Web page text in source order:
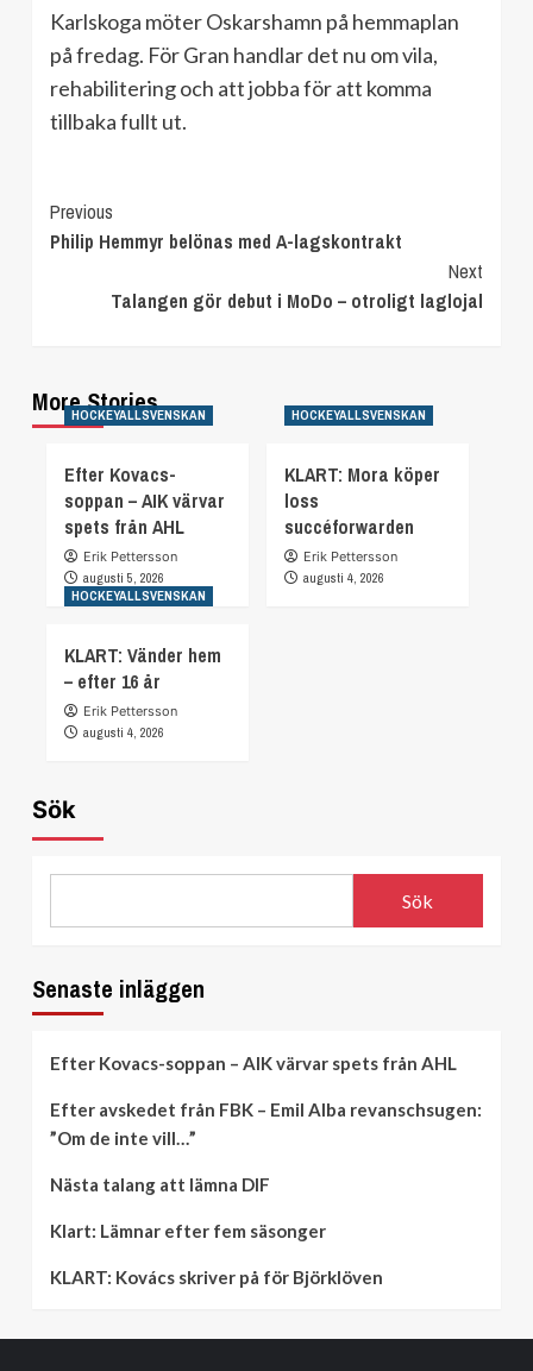
Karlskoga möter Oskarshamn på hemmaplan
på fredag. För Gran handlar det nu om vila,
rehabilitering och att jobba för att komma
tillbaka fullt ut.
Continue
Reading
Previous
Philip Hemmyr belönas med A-lagskontrakt
Next
Talangen gör debut i MoDo – otroligt laglojal
More Stories
HOCKEYALLSVENSKAN
Efter Kovacs-
soppan – AIK värvar
spets från AHL
Erik Pettersson
augusti 5, 2026
HOCKEYALLSVENSKAN
KLART: Mora köper
loss
succéforwarden
Erik Pettersson
augusti 4, 2026
HOCKEYALLSVENSKAN
KLART: Vänder hem
– efter 16 år
Erik Pettersson
augusti 4, 2026
Sök
Sök
Senaste inläggen
Efter Kovacs-soppan – AIK värvar spets från AHL
Efter avskedet från FBK – Emil Alba revanschsugen:
”Om de inte vill…”
Nästa talang att lämna DIF
Klart: Lämnar efter fem säsonger
KLART: Kovács skriver på för Björklöven